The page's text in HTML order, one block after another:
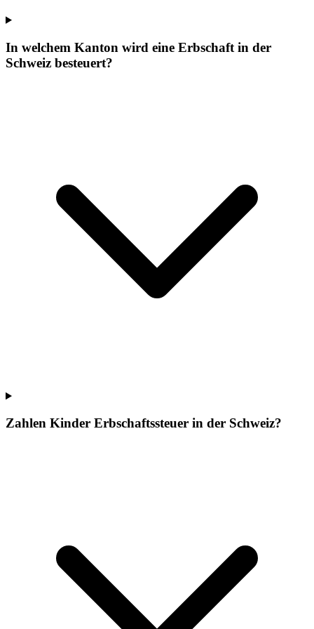
In welchem Kanton wird eine Erbschaft in der
Schweiz besteuert?
Zahlen Kinder Erbschaftssteuer in der Schweiz?